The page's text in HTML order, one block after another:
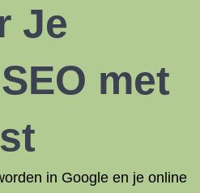
Je
SEO met
in Google en je online